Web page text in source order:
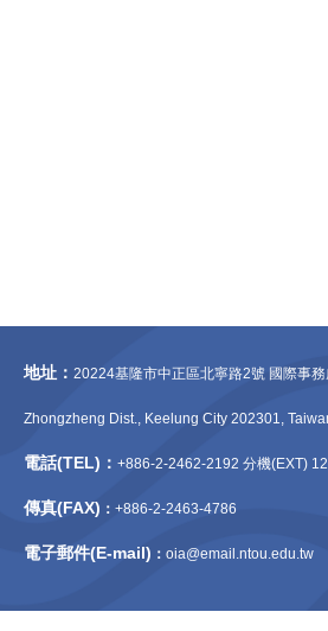
地址： 20224基隆市中正區北寧路2號 國際事
Zhongzheng Dist., Keelung City 202301,
電話(TEL)： +886-2-2462-2192 分機(EXT)
傳真(FAX) ： +886-2-2463-4786
電子郵件(E-mail) ： oia@email.ntou.edu.tw